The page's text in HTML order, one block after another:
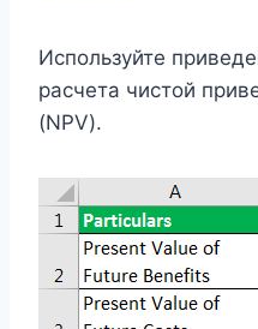
Используйте
расчета чистой
(NPV).